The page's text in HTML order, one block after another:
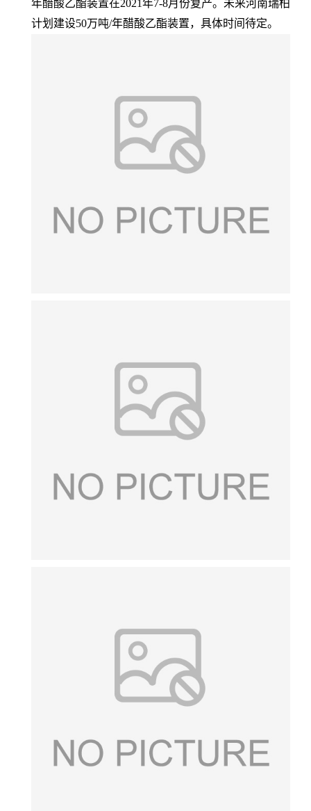
年醋酸乙酯装置在2021年7-8月份复产。未来河南瑞柏
计划建设50万吨/年醋酸乙酯装置，具体时间待定。